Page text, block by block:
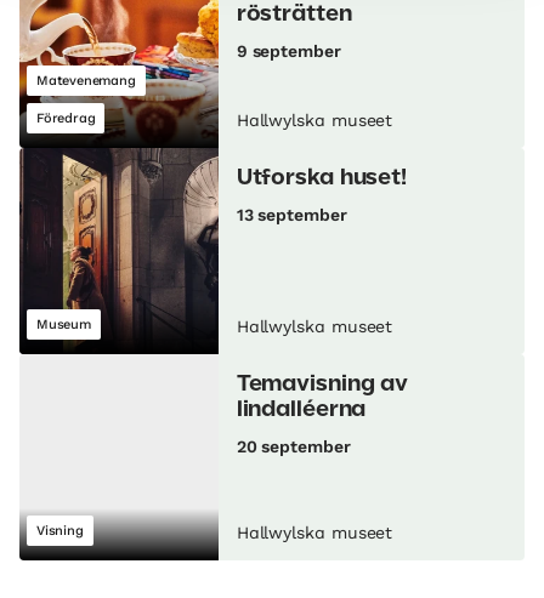
Matevenemang
Föredrag
rösträtten
9 september
Hallwylska museet
Museum
Utforska huset!
13 september
Hallwylska museet
Visning
Temavisning av
lindalléerna
20 september
Hallwylska museet